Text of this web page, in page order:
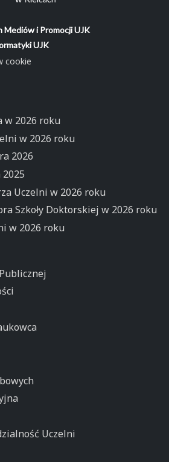
Mediów i Promocji UJK
UJK
cookie
w 2026 roku
w 2026 roku
2026
Uczelni w 2026 roku
Szkoły Doktorskiej w 2026 roku
w 2026 roku
Uczelni